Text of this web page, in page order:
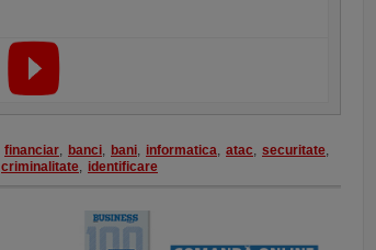
financiar, banci, bani, informatica, atac, securitate,
criminalitate, identificare